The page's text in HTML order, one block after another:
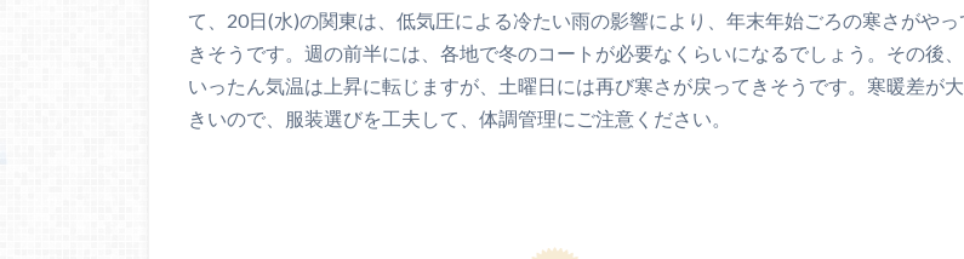
て、20日(水)の関東は、低気圧による冷たい雨の影響により、年末年始ごろの寒さがやっ
きそうです。週の前半には、各地で冬のコートが必要なくらいになるでしょう。その後、
いったん気温は上昇に転じますが、土曜日には再び寒さが戻ってきそうです。寒暖差が大
きいので、服装選びを工夫して、体調管理にご注意ください。